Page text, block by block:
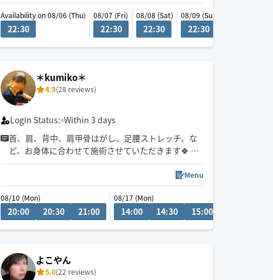
08/07 (Fri)
00:00 10:00 10:30 11:00
と助かります。
※移動時間の関係で、小田原方面・静岡市方面は120
分コース〜・横浜駅周辺は150分コース〜のご案内に
お気軽にご相談下さい^_^
Availability on 08/06 (Thu)
22:30
08/07 (Fri)
22:30
08/08 (Sat)
22:30
08/09 (Sun)
22:30
17:00
＊kumiko＊
4.9(28 reviews)
Login Status: Within 3 days
首、肩、背中、肩甲骨はがし、足腰ストレッチ、な
ど、お身体に合わせて施術させていただきます🍀
∞タイ式おススメです♡
Menu
08/10 (Mon)
20:00 20:30 21:00
08/17 (Mon)
14:00 14:30 15:00
よこやん
5.0(22 reviews)